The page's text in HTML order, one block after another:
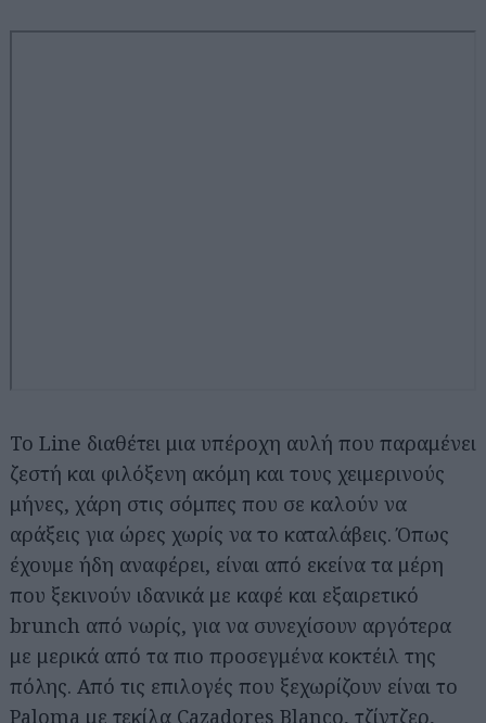
Το Line διαθέτει μια υπέροχη αυλή που παραμένει
ζεστή και φιλόξενη ακόμη και τους χειμερινούς
μήνες, χάρη στις σόμπες που σε καλούν να
αράξεις για ώρες χωρίς να το καταλάβεις. Όπως
έχουμε ήδη αναφέρει, είναι από εκείνα τα μέρη
που ξεκινούν ιδανικά με καφέ και εξαιρετικό
brunch από νωρίς, για να συνεχίσουν αργότερα
με μερικά από τα πιο προσεγμένα κοκτέιλ της
πόλης. Από τις επιλογές που ξεχωρίζουν είναι το
Paloma με τεκίλα Cazadores Blanco, τζίντζερ,